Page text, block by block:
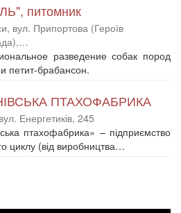
питомник
вул. Припортова (Героїв
разведение собак пород
петит-брабансон.
ПТАХОФАБРИКА
Енергетиків, 245
птахофабрика» – підприємство
циклу (від виробництва…